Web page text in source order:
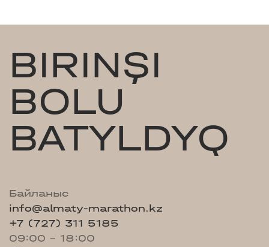
BIRINŞI
BOLU
BATYLDYQ
Байланыс
info@almaty-marathon.kz
+7 (727) 311 5185
09:00 - 18:00